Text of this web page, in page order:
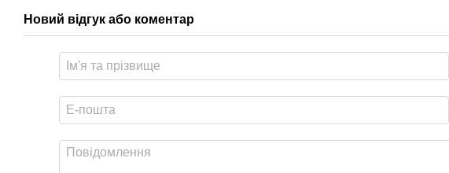
Новий відгук або коментар